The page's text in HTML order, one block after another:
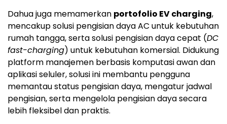
Dahua juga memamerkan portofolio EV charging,
mencakup solusi pengisian daya AC untuk kebutuhan
rumah tangga, serta solusi pengisian daya cepat (DC
fast-charging) untuk kebutuhan komersial. Didukung
platform manajemen berbasis komputasi awan dan
aplikasi seluler, solusi ini membantu pengguna
memantau status pengisian daya, mengatur jadwal
pengisian, serta mengelola pengisian daya secara
lebih fleksibel dan praktis.